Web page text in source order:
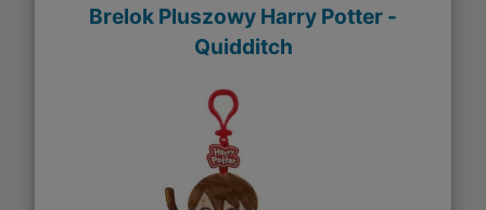
Brelok Pluszowy Harry Potter -
Quidditch